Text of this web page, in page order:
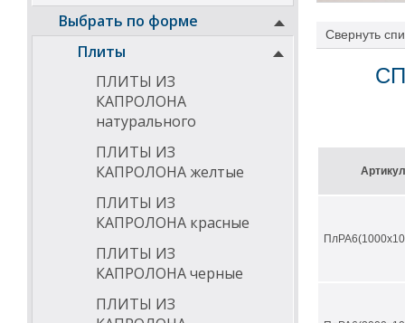
Выбрать по форме
Плиты
ПЛИТЫ ИЗ
КАПРОЛОНА
натурального
ПЛИТЫ ИЗ
КАПРОЛОНА желтые
ПЛИТЫ ИЗ
КАПРОЛОНА красные
ПЛИТЫ ИЗ
КАПРОЛОНА черные
ПЛИТЫ ИЗ
высоких
зонах
Свернуть
Артикул